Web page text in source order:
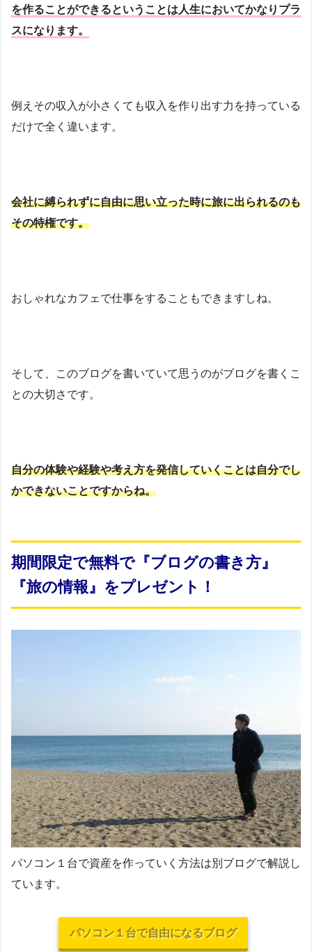
を作ることができるということは人生においてかなりプラ
スになります。
例えその収入が小さくても収入を作り出す力を持っている
だけで全く違います。
会社に縛られずに自由に思い立った時に旅に出られるのも
その特権です。
おしゃれなカフェで仕事をすることもできますしね。
そして、このブログを書いていて思うのがブログを書くこ
との大切さです。
自分の体験や経験や考え方を発信していくことは自分でし
かできないことですからね。
期間限定で無料で『ブログの書き方』
『旅の情報』をプレゼント！
パソコン１台で資産を作っていく方法は別ブログで解説し
ています。
パソコン１台で自由になるブログ